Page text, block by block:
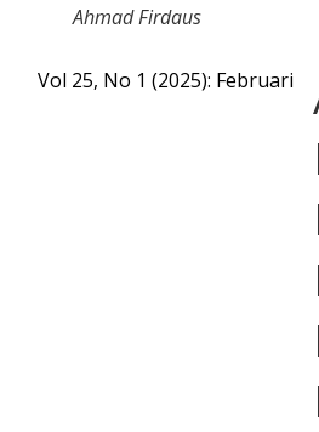
Ahmad Firdaus
Vol 25, No 1 (2025): Februari